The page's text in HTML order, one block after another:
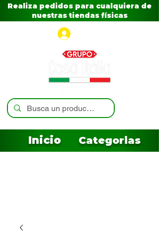
Realiza pedidos para cualquiera de
nuestras tiendas físicas
Inicio Categorias